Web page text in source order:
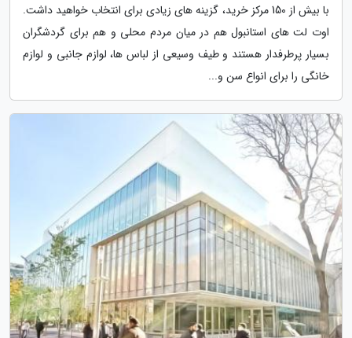
با بیش از 150 مرکز خرید، گزینه های زیادی برای انتخاب خواهید داشت.
اوت لت های استانبول هم در میان مردم محلی و هم برای گردشگران
بسیار پرطرفدار هستند و طیف وسیعی از لباس ها، لوازم جانبی و لوازم
خانگی را برای انواع سن و...